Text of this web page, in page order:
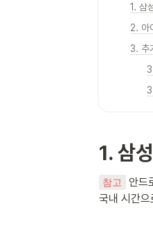
1. 삼
2. 아
3. 추
1. 삼
참고
안드
국내 시간으